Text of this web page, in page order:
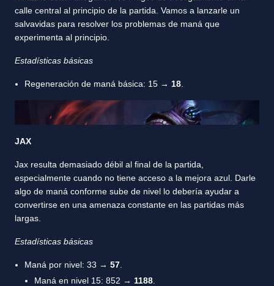
calle central al principio de la partida. Vamos a lanzarle un
salvavidas para resolver los problemas de maná que
experimenta al principio.
Estadísticas básicas
Regeneración de maná básica: 15 → 18
JAX
Jax resulta demasiado débil al final de la partida,
especialmente cuando no tiene acceso a la mejora azul. Darle
algo de maná conforme sube de nivel lo debería ayudar a
convertirse en una amenaza constante en las partidas más
largas.
Estadísticas básicas
Maná por nivel: 33 → 57
Maná en nivel 15: 852 → 1188